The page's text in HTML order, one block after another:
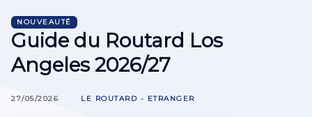
NOUVEAUTÉ
Guide du Routard Los
Angeles 2026/27
27/05/2026 LE ROUTARD - ETRANGER